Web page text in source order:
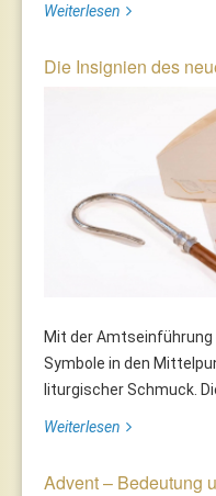
Weiterlesen
Die Insignien des
Mit der
Symbole in den
liturgischer Schmuck.
Weiterlesen
Advent – Bedeutung